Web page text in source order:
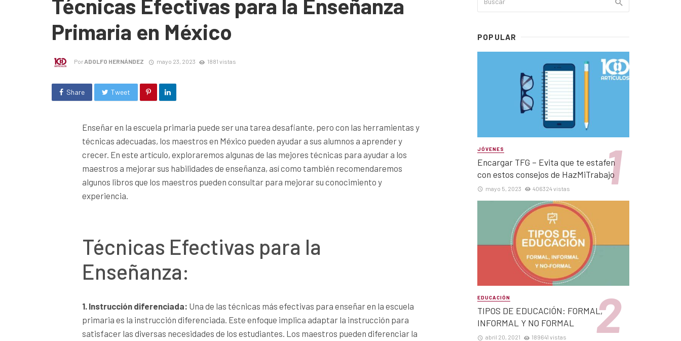
Técnicas Efectivas para la Enseñanza
Primaria en México
Por ADOLFO HERNÁNDEZ mayo 23, 2023 1881 vistas
Share Tweet
Enseñar en la escuela primaria puede ser una tarea desafiante, pero con las herramientas y
técnicas adecuadas, los maestros en México pueden ayudar a sus alumnos a aprender y
crecer. En este artículo, exploraremos algunas de las mejores técnicas para ayudar a los
maestros a mejorar sus habilidades de enseñanza, así como también recomendaremos
algunos libros que los maestros pueden consultar para mejorar su conocimiento y
experiencia.
Técnicas Efectivas para la
Enseñanza:
1. Instrucción diferenciada: Una de las técnicas más efectivas para enseñar en la escuela
primaria es la instrucción diferenciada. Este enfoque implica adaptar la instrucción para
satisfacer las diversas necesidades de los estudiantes. Los maestros pueden diferenciar la
POPULAR
JÓVENES
Encargar TFG – Evita que te estafen
con estos consejos de HazMiTrabajo
mayo 5, 2023 406324 vistas
EDUCACIÓN
TIPOS DE EDUCACIÓN: FORMAL,
INFORMAL Y NO FORMAL
abril 20, 2021 189641 vistas